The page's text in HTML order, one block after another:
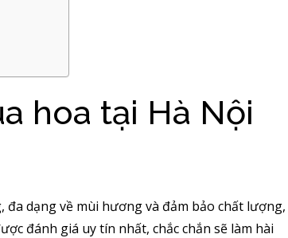
hoa tại Hà Nội
dạng về mùi hương và đảm bảo chất lượng,
đánh giá uy tín nhất, chắc chắn sẽ làm hài